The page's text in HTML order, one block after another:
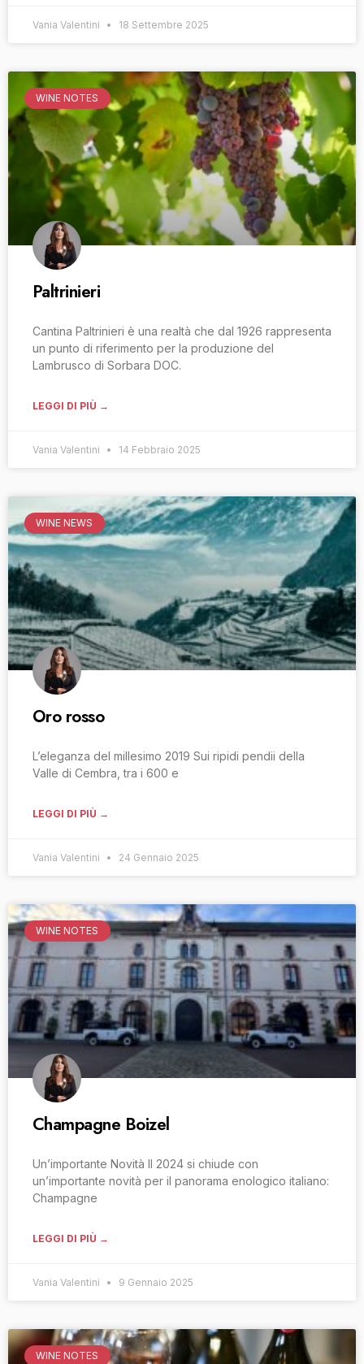
Vania Valentini 18 Settembre 2025
WINE NOTES
Paltrinieri
Cantina Paltrinieri è una realtà che dal 1926 rappresenta
un punto di riferimento per la produzione del
Lambrusco di Sorbara DOC.
LEGGI DI PIÙ →
Vania Valentini 14 Febbraio 2025
WINE NEWS
Oro rosso
L’eleganza del millesimo 2019 Sui ripidi pendii della
Valle di Cembra, tra i 600 e
LEGGI DI PIÙ →
Vania Valentini 24 Gennaio 2025
WINE NOTES
Champagne Boizel
Un’importante Novità Il 2024 si chiude con
un’importante novità per il panorama enologico italiano:
Champagne
LEGGI DI PIÙ →
Vania Valentini 9 Gennaio 2025
WINE NOTES